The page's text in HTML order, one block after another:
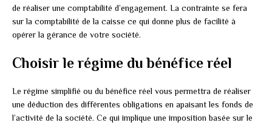
de réaliser une comptabilité d’engagement. La contrainte se fera
sur la comptabilité de la caisse ce qui donne plus de facilité à
opérer la gérance de votre société.
Choisir le régime du bénéfice réel
Le régime simplifié ou du bénéfice réel vous permettra de réaliser
une déduction des différentes obligations en apaisant les fonds de
l’activité de la société. Ce qui implique une imposition basée sur le